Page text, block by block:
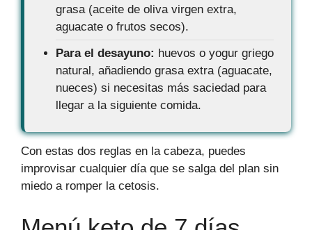
grasa (aceite de oliva virgen extra,
aguacate o frutos secos).
Para el desayuno: huevos o yogur griego
natural, añadiendo grasa extra (aguacate,
nueces) si necesitas más saciedad para
llegar a la siguiente comida.
Con estas dos reglas en la cabeza, puedes
improvisar cualquier día que se salga del plan sin
miedo a romper la cetosis.